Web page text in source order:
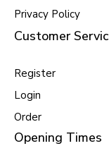
Privacy Policy
Customer
Register
Login
Order
Opening Times